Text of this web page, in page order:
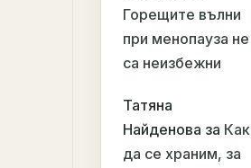
Горещите вълни
при менопауза не
са неизбежни
Татяна
Найденова за Как
да се храним, за